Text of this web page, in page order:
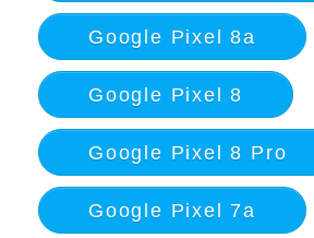
Google Pixel 8a
Google Pixel 8
Google Pixel 8 Pro
Google Pixel 7a